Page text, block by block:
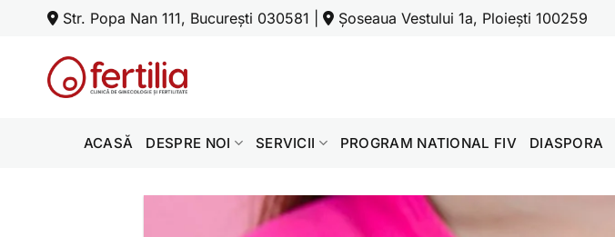
Str. Popa Nan 111, București 030581 Șoseaua Vestului 1a, Ploiești 100259
ACASĂ DESPRE NOI SERVICII PROGRAM NATIONAL FIV DIASPORA